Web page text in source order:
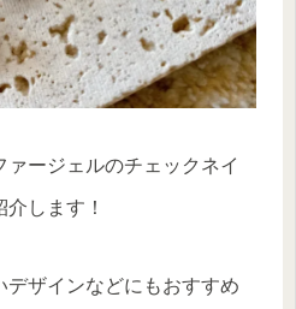
ージェルのチェックネイ
します！
デザインなどにもおすすめ